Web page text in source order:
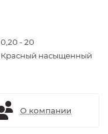
0,20 - 20
Красный насыщенный
О компании